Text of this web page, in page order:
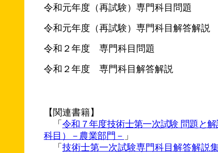
令和元年度（再試験）専門科目問題
令和元年度（再試験）専門科目解答解説
令和２年度 専門科目問題
令和２年度 専門科目解答解説
【関連書籍】
「 令和７年度技術士第一次試験 問題と
科目）－農業部門－ 」
「 技術士第一次試験専門科目解答解説